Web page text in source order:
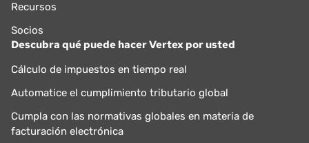
Recursos
Socios
Descubra qué puede hacer Vertex por usted
Cálculo de impuestos en tiempo real
Automatice el cumplimiento tributario global
Cumpla con las normativas globales en materia de
facturación electrónica